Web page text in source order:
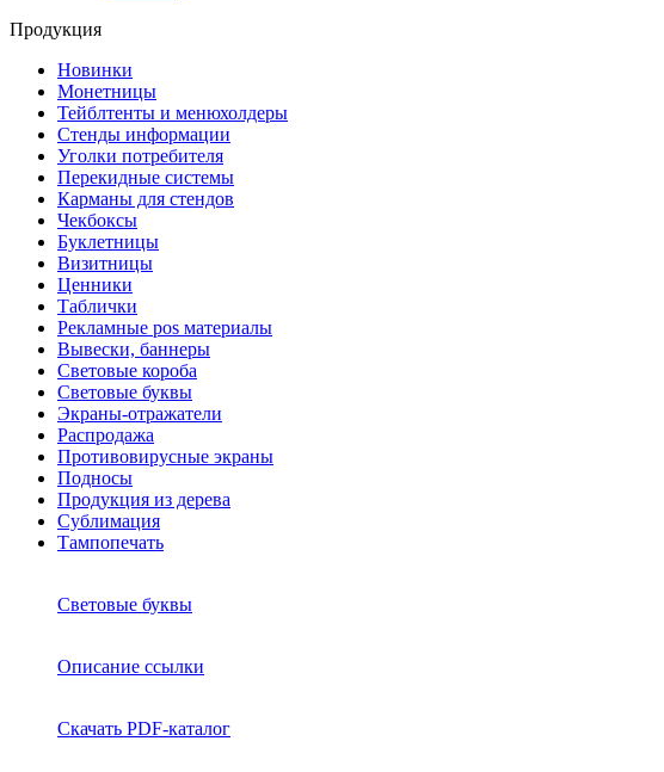
Продукция
Новинки
Монетницы
Тейблтенты и менюхолдеры
Стенды информации
Уголки потребителя
Перекидные системы
Карманы для стендов
Чекбоксы
Буклетницы
Визитницы
Ценники
Таблички
Рекламные pos материалы
Вывески, баннеры
Световые короба
Световые буквы
Экраны-отражатели
Распродажа
Противовирусные экраны
Подносы
Продукция из дерева
Сублимация
Тампопечать
Световые буквы
Описание ссылки
Скачать PDF-каталог